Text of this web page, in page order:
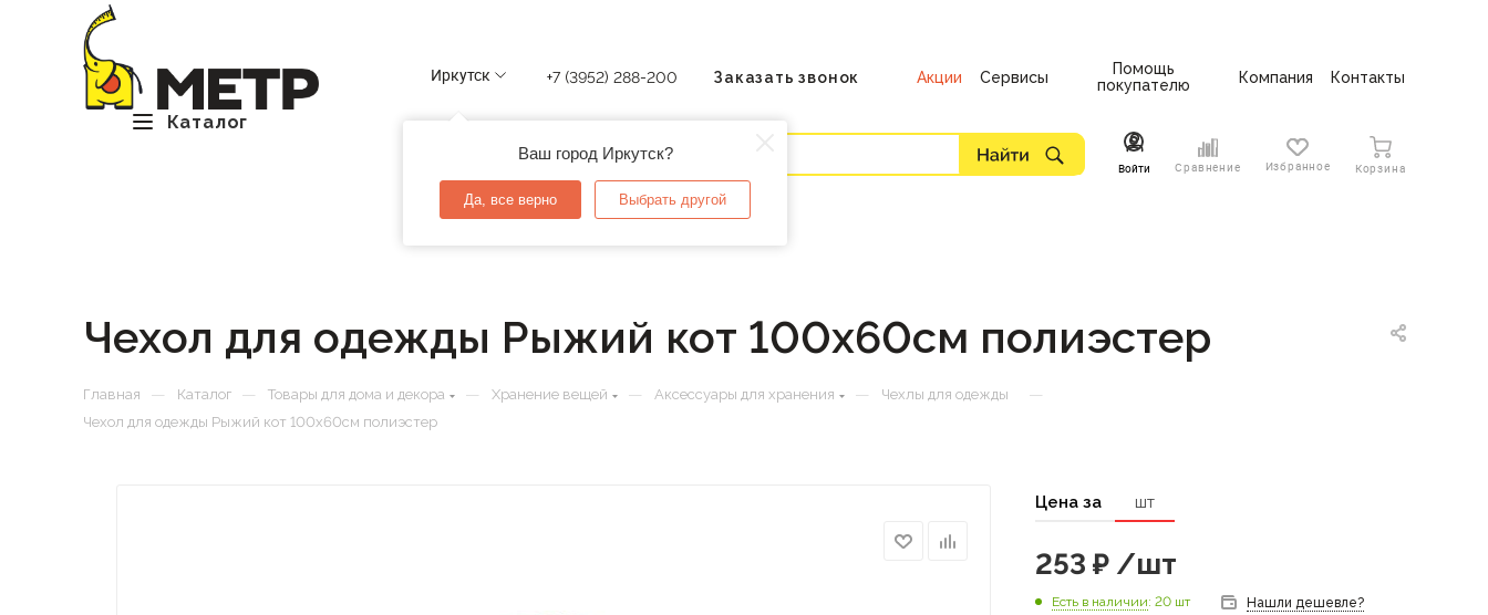
Каталог
Иркутск
Ваш город Иркутск?
Да, все верно Выбрать другой
+7 (3952) 288-200 Заказать звонок Акции Сервисы
Помощь
покупателю
Компания Контакты
Войти Сравнение Избранное Корзина
Чехол для одежды Рыжий кот 100х60см полиэстер
Главная — Каталог — Товары для дома и декора — Хранение вещей — Аксессуары для хранения — Чехлы для одежды —
Чехол для одежды Рыжий кот 100х60см полиэстер
Цена за шт
253 ₽/шт
Есть в наличии: 20 шт Нашли дешевле?